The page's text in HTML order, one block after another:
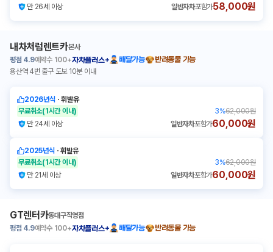
만 26세 이상
일반자차포함가58,000원
내차처럼렌트카본사
평점 4.9예약수 100+자차플러스+ 배달가능
반려동물 가능
용산역 4번 출구 도보 10분 이내
2026년식 ㆍ휘발유
무료취소(1시간 이내) 3%62,000원
만 24세 이상
일반자차포함가60,000원
2025년식 ㆍ휘발유
무료취소(1시간 이내) 3%62,000원
만 21세 이상
일반자차포함가60,000원
GT렌터카동대구직영점
평점 4.9예약수 100+자차플러스+ 배달가능 반려동물 가능